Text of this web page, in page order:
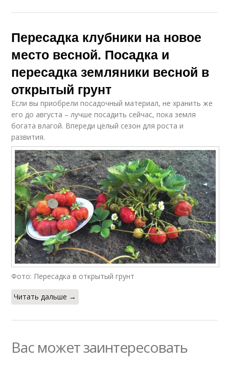
Пересадка клубники на новое
место весной. Посадка и
пересадка земляники весной в
открытый грунт
Если вы приобрели посадочный материал, не хранить же
его до августа – лучше посадить сейчас, пока земля
богата влагой. Впереди целый сезон для роста и
развития.
Фото: Пересадка в открытый грунт
Читать дальше →
Вас может заинтересовать